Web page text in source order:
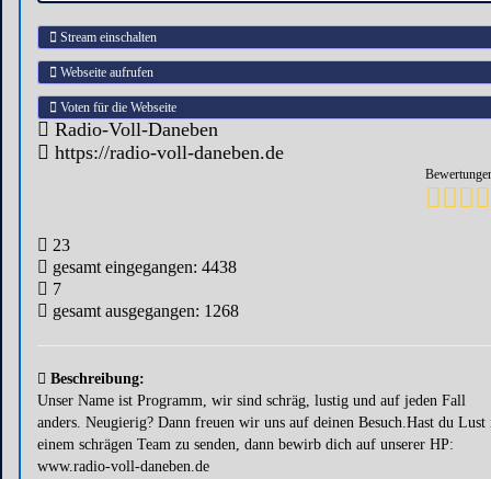
Stream einschalten
Webseite aufrufen
Voten für die Webseite
Radio-Voll-Daneben
https://radio-voll-daneben.de
23
gesamt eingegangen: 4438
7
gesamt ausgegangen: 1268
Beschreibung:
Unser Name ist Programm, wir sind schräg, lustig und auf jeden Fall
anders. Neugierig? Dann freuen wir uns auf deinen Besuch.Hast du Lust
einem schrägen Team zu senden, dann bewirb dich auf unserer HP:
www.radio-voll-daneben.de